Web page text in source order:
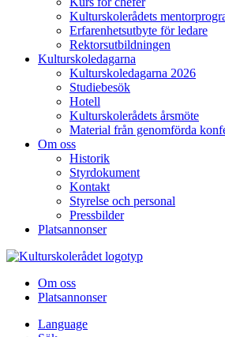
Kulturskolerådets
Erfarenhetsutbyte för ledare
Rektorsutbildningen
Kulturskoledagarna
Kulturskoledagarna 2026
Studiebesök
Hotell
Kulturskolerådets årsmöte
Material från genomförda
Om oss
Historik
Styrdokument
Kontakt
Styrelse och personal
Pressbilder
Platsannonser
Hoppa till innehållet
Om oss
Platsannonser
Language